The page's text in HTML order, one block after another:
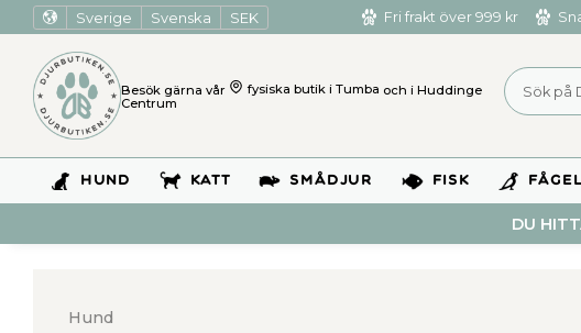
Sverige Svenska SEK Fri frakt över 999 kr
Besök gärna vår fysiska butik i Tumba och i Huddinge
Centrum
HUND KATT SMÅDJUR FISK
DU
Hund